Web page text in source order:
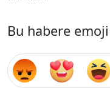
Bu habere